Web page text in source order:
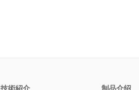
技術紹介 制品介绍